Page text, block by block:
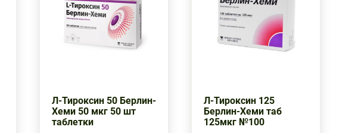
Л-Тироксин 50 Берлин-
Хеми 50 мкг 50 шт
таблетки
Л-Тироксин 125
Берлин-Хеми таб
125мкг №100